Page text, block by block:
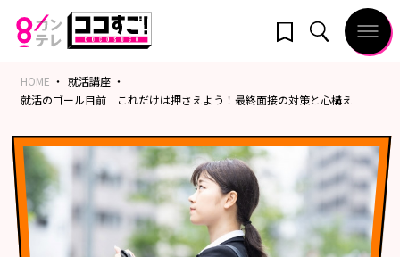
HOME
就活講座
就活のゴール目前 これだけは押さえよう！最終面接の対策と心構え